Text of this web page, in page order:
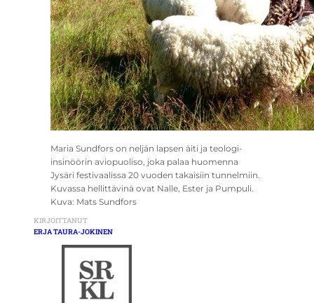
Maria Sundfors on neljän lapsen äiti ja teologi-
insinöörin aviopuoliso, joka palaa huomenna
Jysäri festivaalissa 20 vuoden takaisiin tunnelmiin.
Kuvassa hellittävinä ovat Nalle, Ester ja Pumpuli.
Kuva: Mats Sundfors
KIRJOITTANUT
ERJA TAURA-JOKINEN